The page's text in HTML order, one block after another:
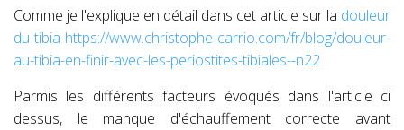
Comme je l'explique en détail dans cet article sur la douleur
du tibia https://www.christophe-carrio.com/fr/blog/douleur-
au-tibia-en-finir-avec-les-periostites-tibiales--n22
Parmis les différents facteurs évoqués dans l'article ci
dessus, le manque d'échauffement correcte avant